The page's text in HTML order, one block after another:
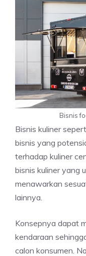
Bisnis
Bisnis kuliner
bisnis yang
terhadap kuliner
bisnis kuliner yang
menawarkan
lainnya.
Konsepnya dapat
kendaraan
calon konsumen.